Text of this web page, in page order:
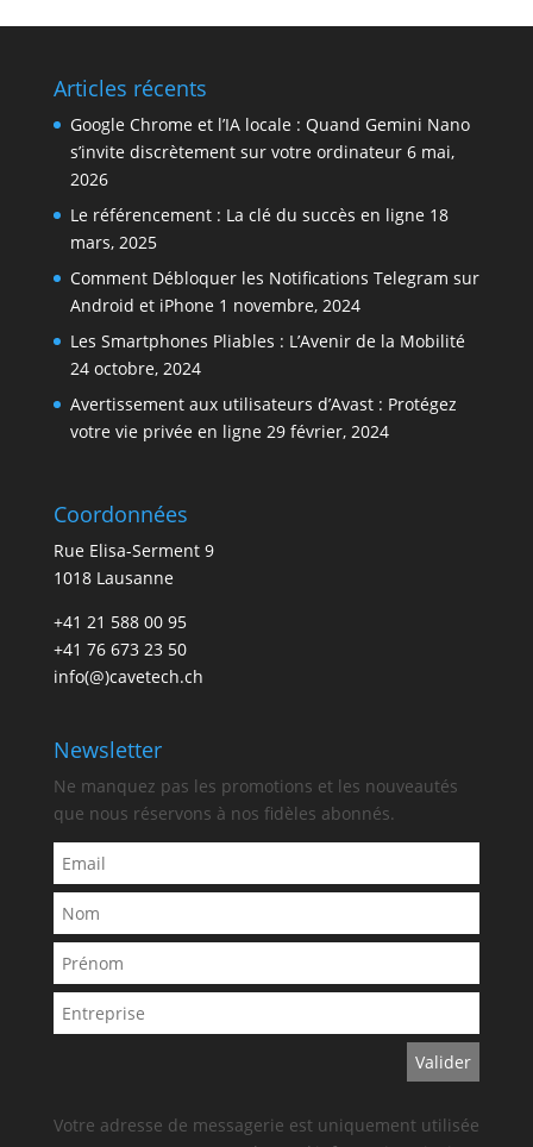
Articles récents
Google Chrome et l’IA locale : Quand Gemini Nano
s’invite discrètement sur votre ordinateur 6 mai,
2026
Le référencement : La clé du succès en ligne 18
mars, 2025
Comment Débloquer les Notifications Telegram sur
Android et iPhone 1 novembre, 2024
Les Smartphones Pliables : L’Avenir de la Mobilité
24 octobre, 2024
Avertissement aux utilisateurs d’Avast : Protégez
votre vie privée en ligne 29 février, 2024
Coordonnées
Rue Elisa-Serment 9
1018 Lausanne
+41 21 588 00 95
+41 76 673 23 50
info(@)cavetech.ch
Newsletter
Ne manquez pas les promotions et les nouveautés
que nous réservons à nos fidèles abonnés.
Votre adresse de messagerie est uniquement utilisée